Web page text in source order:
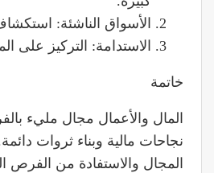
الأسواق الناشئة:
الاستدامة: التركيز على
خاتمة
المال والأعمال مجال مليء
نجاحات مالية وبناء ثروات
المجال والاستفادة من الفرص